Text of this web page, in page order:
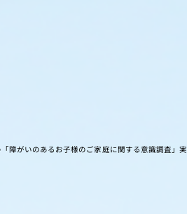
障がいのあるお子様のご家庭に関する意識調査」